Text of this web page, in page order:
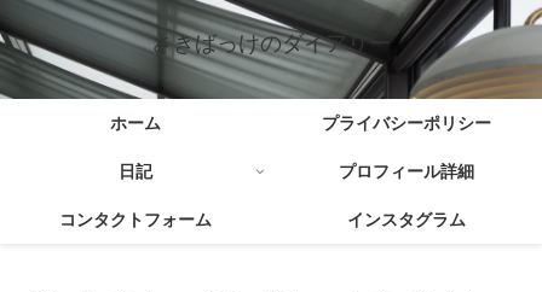
さきばっけのダイアリー
ホーム プライバシーポリシー
日記 プロフィール詳細
コンタクトフォーム インスタグラム